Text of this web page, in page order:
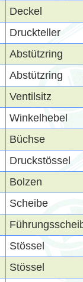
Deckel
Druckteller
Abstützring
Abstützring
Ventilsitz
Winkelhebel
Büchse
Druckstössel
Bolzen
Scheibe
Stössel
Stössel